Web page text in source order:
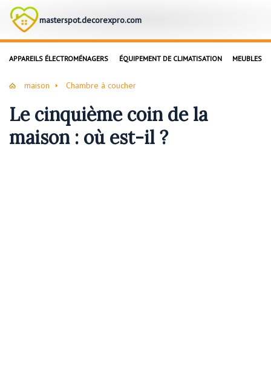
masterspot.decorexpro.com
APPAREILS ÉLECTROMÉNAGERS ÉQUIPEMENT DE CLIMATISATION MEUBLES
maison Chambre à coucher
Le cinquième coin de la
maison : où est-il ?